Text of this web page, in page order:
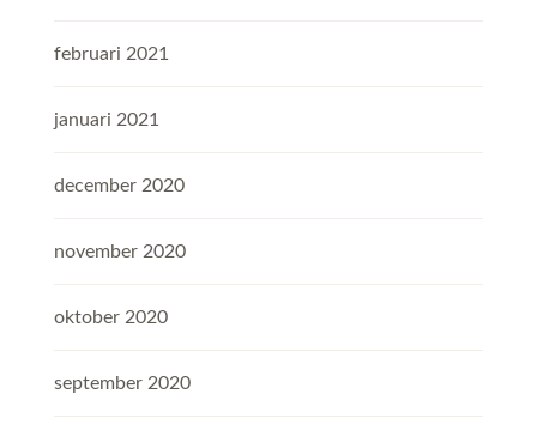
februari 2021
januari 2021
december 2020
november 2020
oktober 2020
september 2020